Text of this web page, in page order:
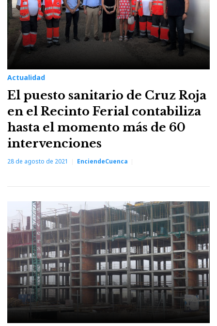
Actualidad
El puesto sanitario de Cruz Roja
en el Recinto Ferial contabiliza
hasta el momento más de 60
intervenciones
28 de agosto de 2021 EnciendeCuenca